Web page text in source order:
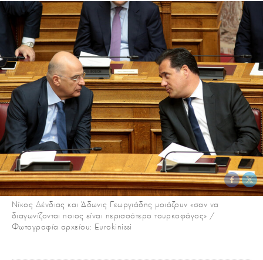
Νίκος Δένδιας και Άδωνις Γεωργιάδης μοιάζουν «σαν να
διαγωνίζονται ποιος είναι περισσότερο τουρκοφάγος» /
Φωτογραφία αρχείου: Eurokinissi